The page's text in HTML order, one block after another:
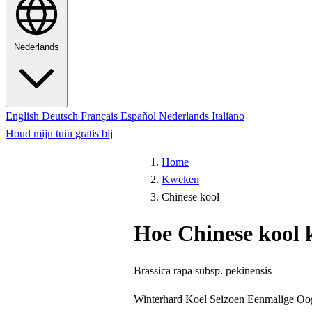
Nederlands
English Deutsch Français Español Nederlands Italiano
Houd mijn tuin gratis bij
Home
Kweken
Chinese kool
Hoe Chinese kool
Brassica rapa subsp. pekinensis
Winterhard Koel Seizoen Eenmalige